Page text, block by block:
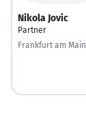
Nikola Jovic
Partner
Frankfurt am Main